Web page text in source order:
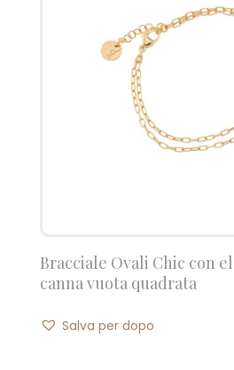
Bracciale Ovali Chic con
canna vuota quadrata
Salva per dopo